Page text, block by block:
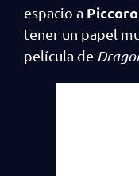
espacio a Piccoro
tener un papel
película de